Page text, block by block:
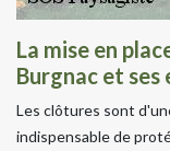
La mise en
Burgnac et ses
Les clôtures sont
indispensable de